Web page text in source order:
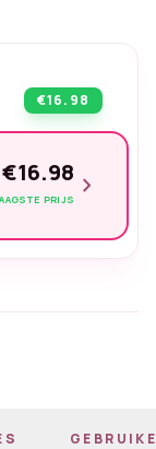
€16.98
€16.98
PRIJS chevron_right